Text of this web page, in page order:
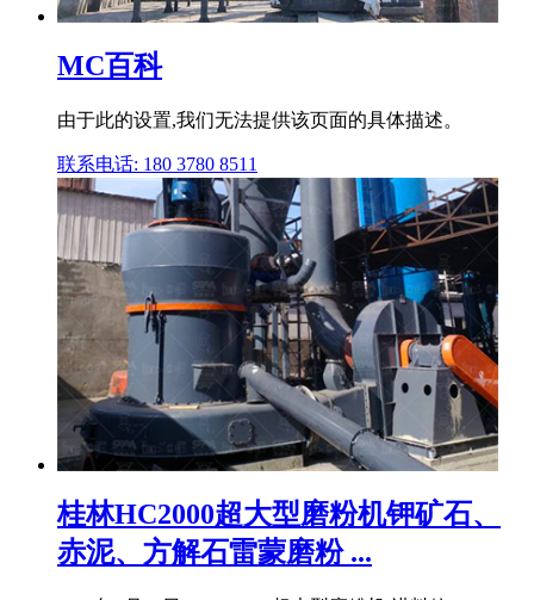
MC百科
由于此的设置,我们无法提供该页面的具体描述。
联系电话: 180 3780 8511
桂林HC2000超大型磨粉机钾矿石、
赤泥、方解石雷蒙磨粉 ...